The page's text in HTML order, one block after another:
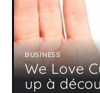
BUSINESS
We Love
up à